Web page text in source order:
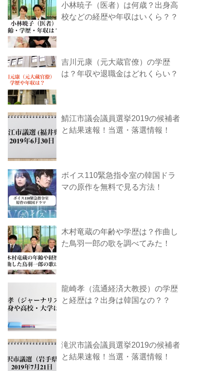
小林暁子（医者）は何歳？出身高
校などの経歴や年収はいくら？？
吉川元康（元大蔵官僚）の学歴
は？年収や退職金はどれくらい？
鯖江市議会議員選挙2019の候補者
と結果速報！当選・落選情報！
ボイス110緊急指令室の韓国ドラ
マの原作を無料で見る方法！
木村竜蔵の年齢や学歴は？作曲し
た鳥羽一郎の歌を調べてみた！
龍崎孝（流通経済大教授）の学歴
と経歴は？出身は韓国なの？？
滝沢市議会議員選挙2019の候補者
と結果速報！当選・落選情報！